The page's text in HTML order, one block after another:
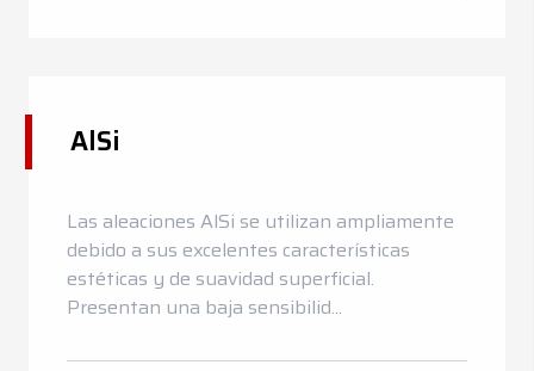
AlSi
Las aleaciones AlSi se utilizan ampliamente
debido a sus excelentes características
estéticas y de suavidad superficial.
Presentan una baja sensibilid...